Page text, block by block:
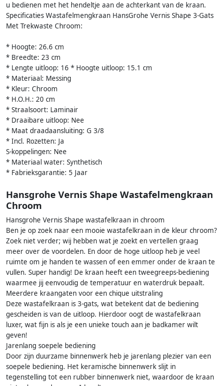
u bedienen met het hendeltje aan de achterkant van de kraan.
Specificaties Wastafelmengkraan HansGrohe Vernis Shape 3-Gats
Met Trekwaste Chroom:
* Hoogte: 26.6 cm
* Breedte: 23 cm
* Lengte uitloop: 16 * Hoogte uitloop: 15.1 cm
* Materiaal: Messing
* Kleur: Chroom
* H.O.H.: 20 cm
* Straalsoort: Laminair
* Draaibare uitloop: Nee
* Maat draadaansluiting: G 3/8
* Incl. Rozetten: Ja
S-koppelingen: Nee
* Materiaal water: Synthetisch
* Fabrieksgarantie: 5 Jaar
Hansgrohe Vernis Shape Wastafelmengkraan
Chroom
Hansgrohe Vernis Shape wastafelkraan in chroom
Ben je op zoek naar een mooie wastafelkraan in de kleur chroom?
Zoek niet verder; wij hebben wat je zoekt en vertellen graag
meer over de voordelen. En door de hoge uitloop heb je veel
ruimte om je handen te wassen of een emmer onder de kraan te
vullen. Super handig! De kraan heeft een tweegreeps-bediening
waarmee jij eenvoudig de temperatuur en waterdruk bepaalt.
Meerdere kraangaten voor een chique uitstraling
Deze wastafelkraan is 3-gats, wat betekent dat de bediening
gescheiden is van de uitloop. Hierdoor oogt de wastafelkraan
luxer, wat fijn is als je een unieke touch aan je badkamer wilt
geven!
Jarenlang soepele bediening
Door zijn duurzame binnenwerk heb je jarenlang plezier van een
soepele bediening. Het keramische binnenwerk slijt in
tegenstelling tot een rubber binnenwerk niet, waardoor de kraan